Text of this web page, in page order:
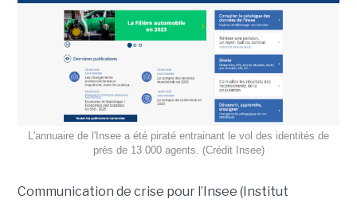
L'annuaire de l'Insee a été piraté entrainant le vol des identités de
près de 13 000 agents. (Crédit Insee)
Communication de crise pour l’Insee (Institut